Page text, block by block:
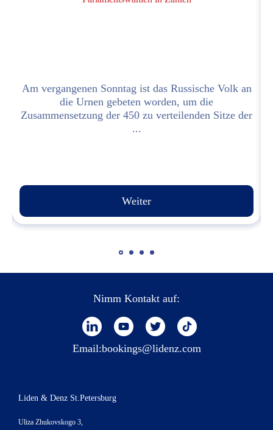
Am vergangenen Sonntag ist das Russische Volk an
die Urnen gebeten worden, um die
Zusammensetzung der 450 zu verteilenden Sitze der
...
Weiter
Nimm Kontakt auf:
Email:bookings@lidenz.com
Liden & Denz St.Petersburg
Uliza Zhukovskogo 3,